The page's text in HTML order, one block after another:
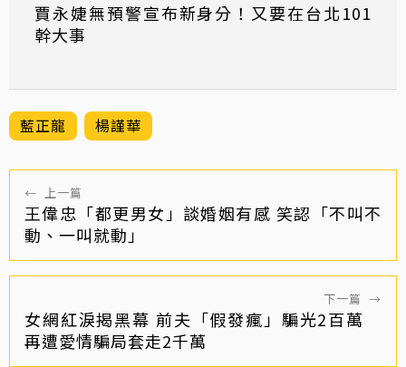
賈永婕無預警宣布新身分！又要在台北101
幹大事
藍正龍 楊謹華
← 上一篇
王偉忠「都更男女」談婚姻有感 笑認「不叫不
動、一叫就動」
下一篇 →
女網紅淚揭黑幕 前夫「假發瘋」騙光2百萬
再遭愛情騙局套走2千萬